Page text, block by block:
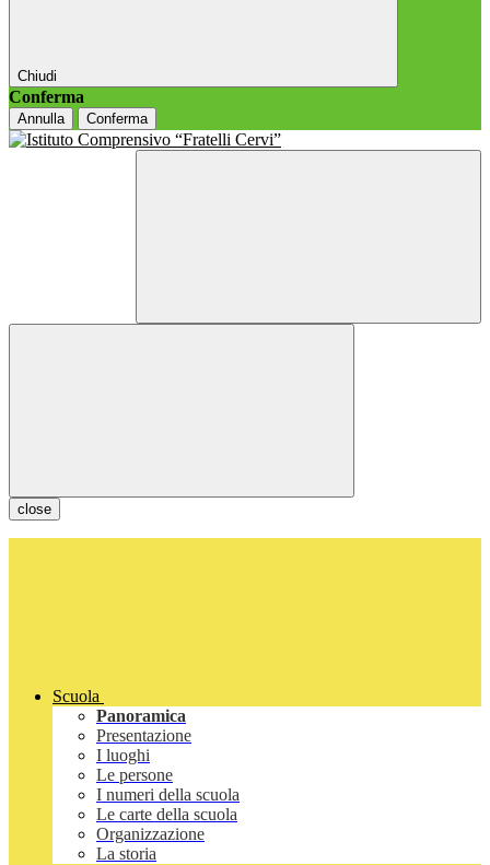
Chiudi
Conferma
Annulla Conferma
close
Scuola
Panoramica
Presentazione
I luoghi
Le persone
I numeri della scuola
Le carte della scuola
Organizzazione
La storia